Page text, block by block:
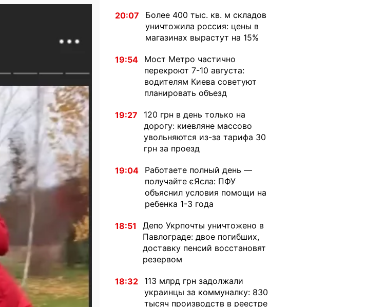
20:07
Более 400 тыс. кв. м складов
уничтожила россия: цены в
магазинах вырастут на 15%
19:54
Мост Метро частично
перекроют 7-10 августа:
водителям Киева советуют
планировать объезд
19:27
120 грн в день только на
дорогу: киевляне массово
увольняются из-за тарифа 30
грн за проезд
19:04
Работаете полный день —
получайте єЯсла: ПФУ
объяснил условия помощи на
ребенка 1-3 года
18:51
Депо Укрпочты уничтожено в
Павлограде: двое погибших,
доставку пенсий восстановят
резервом
18:32
113 млрд грн задолжали
украинцы за коммуналку: 830
тысяч производств в реестре